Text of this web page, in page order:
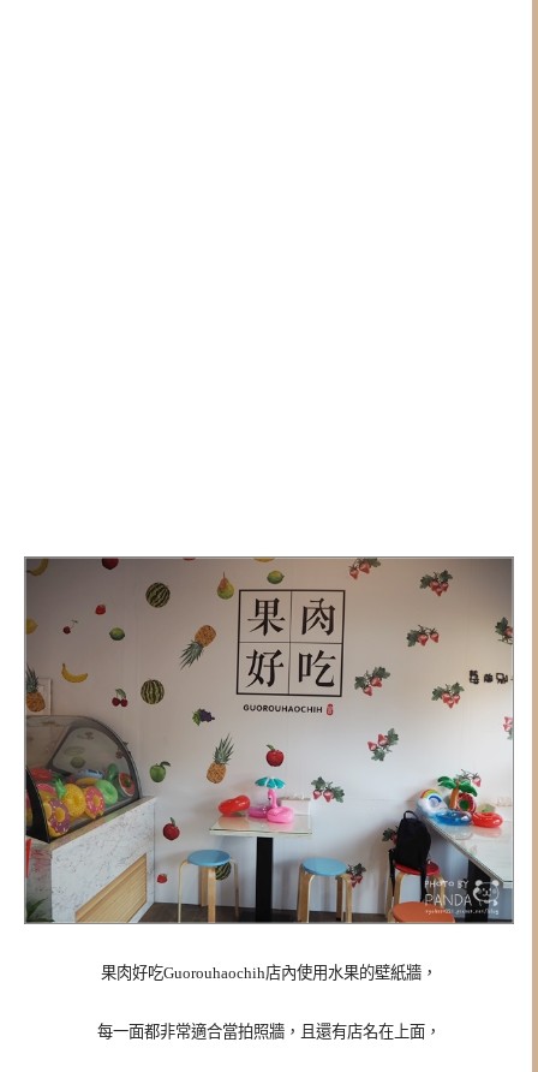
果肉好吃Guorouhaochih店內使用水果的壁紙牆，
每一面都非常適合當拍照牆，且還有店名在上面，